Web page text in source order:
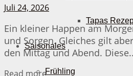
Tapas
Saisonales
Frühling
Juli 24, 2026
Ein kleiner Happen am
und Sorgen. Gleiches gilt
den Mittag und Abend.
Read moreDetails